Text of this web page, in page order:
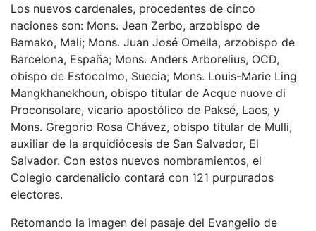
Los nuevos cardenales, procedentes de cinco
naciones son: Mons. Jean Zerbo, arzobispo de
Bamako, Mali; Mons. Juan José Omella, arzobispo de
Barcelona, España; Mons. Anders Arborelius, OCD,
obispo de Estocolmo, Suecia; Mons. Louis-Marie Ling
Mangkhanekhoun, obispo titular de Acque nuove di
Proconsolare, vicario apostólico de Paksé, Laos, y
Mons. Gregorio Rosa Chávez, obispo titular de Mulli,
auxiliar de la arquidiócesis de San Salvador, El
Salvador. Con estos nuevos nombramientos, el
Colegio cardenalicio contará con 121 purpurados
electores.
Retomando la imagen del pasaje del Evangelio de